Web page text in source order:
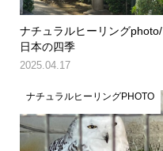
ナチュラルヒーリングphoto/
日本の四季
2025.04.17
ナチュラルヒーリングPHOTO